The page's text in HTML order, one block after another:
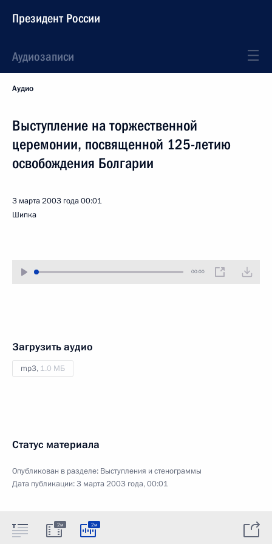
Президент России
Аудиозаписи
Аудио
Выступление на торжественной
церемонии, посвященной 125-летию
освобождения Болгарии
3 марта 2003 года00:01
Шипка
00:00
Загрузить аудио
mp3, 1.0 МБ
Статус материала
Опубликован в разделе: Выступления и стенограммы
Дата публикации:3 марта 2003 года, 00:01
2м 2м